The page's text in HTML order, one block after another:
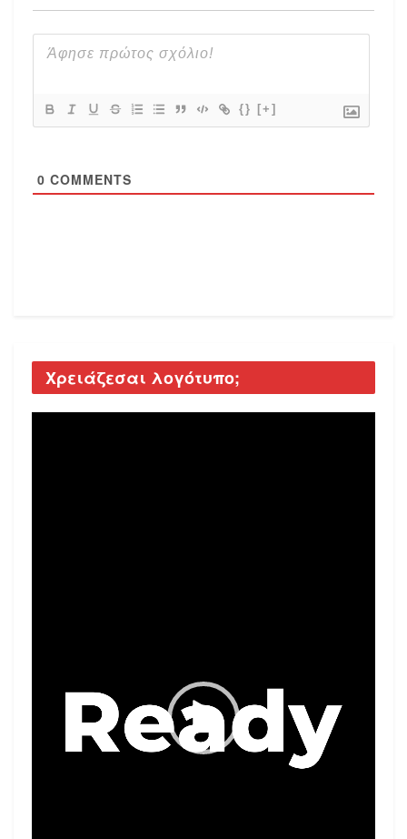
{} [+]
0 COMMENTS
Χρειάζεσαι λογότυπο;